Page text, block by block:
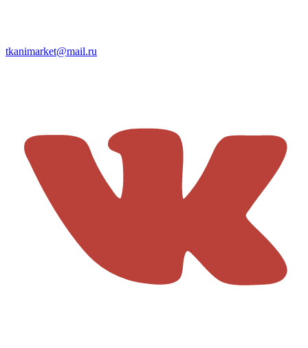
tkanimarket@mail.ru